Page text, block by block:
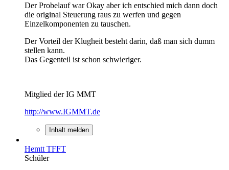
Der Probelauf war Okay aber ich entschied mich dann doch
die original Steuerung raus zu werfen und gegen
Einzelkomponenten zu tauschen.
Der Vorteil der Klugheit besteht darin, daß man sich dumm
stellen kann.
Das Gegenteil ist schon schwieriger.
Mitglied der IG MMT
http://www.IGMMT.de
Inhalt melden
Hemtt TFFT
Schüler